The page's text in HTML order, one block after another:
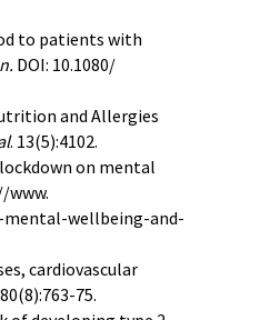
to patients with
DOI: 10.1080/
and Allergies
. 13(5):4102.
on mental
www.
wellbeing-and-
cardiovascular
75.